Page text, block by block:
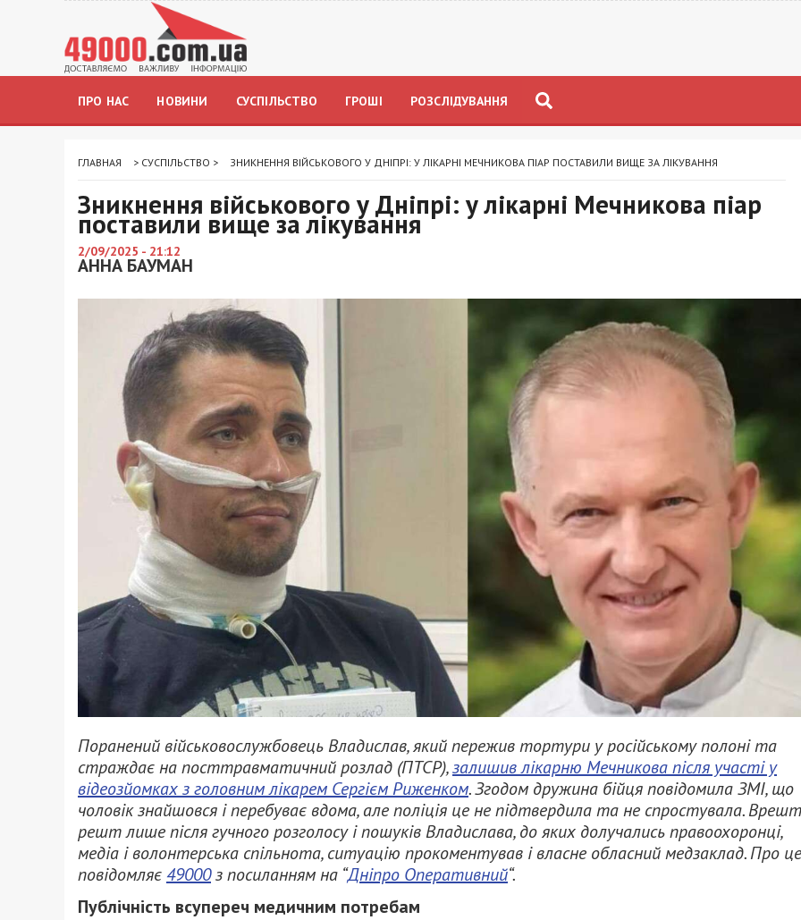
ПРО НАС НОВИНИ СУСПІЛЬСТВО ГРОШІ РОЗСЛІДУВАННЯ
ГЛАВНАЯ > СУСПІЛЬСТВО > ЗНИКНЕННЯ ВІЙСЬКОВОГО У ДНІПРІ: У ЛІКАРНІ МЕЧНИКОВА ПІАР ПОСТАВИЛИ ВИЩЕ ЗА ЛІКУВАННЯ
Зникнення військового у Дніпрі: у лікарні Мечникова піар
поставили вище за лікування
2/09/2025 - 21:12
АННА БАУМАН
Поранений військовослужбовець Владислав, який пережив тортури у російському полоні та
страждає на посттравматичний розлад (ПТСР),залишив лікарню Мечникова після участі у
відеозйомках з головним лікарем Сергієм Риженком. Згодом дружина бійця повідомила ЗМІ, що
чоловік знайшовся і перебуває вдома, але поліція це не підтвердила та не спростувала.
решт лише після гучного розголосу і пошуків Владислава, до яких долучались правоохоронці,
медіа і волонтерська спільнота, ситуацію прокоментував і власне обласний медзаклад. Про це
повідомляє49000з посиланням на “Дніпро Оперативний“.
Публічність всупереч медичним потребам